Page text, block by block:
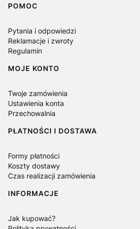
Linki w stopce
POMOC
Pytania i odpowiedzi
Reklamacje i zwroty
Regulamin
MOJE KONTO
Twoje zamówienia
Ustawienia konta
Przechowalnia
PŁATNOŚCI I DOSTAWA
Formy płatności
Koszty dostawy
Czas realizacji zamówienia
INFORMACJE
Jak kupować?